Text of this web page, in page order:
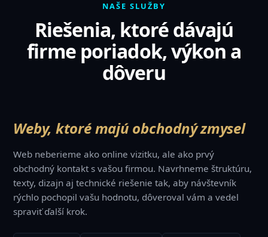
NAŠE SLUŽBY
Riešenia, ktoré dávajú
firme poriadok, výkon a
dôveru
Weby, ktoré majú obchodný zmysel
Web neberieme ako online vizitku, ale ako prvý
obchodný kontakt s vašou firmou. Navrhneme štruktúru,
texty, dizajn aj technické riešenie tak, aby návštevník
rýchlo pochopil vašu hodnotu, dôveroval vám a vedel
spraviť ďalší krok.